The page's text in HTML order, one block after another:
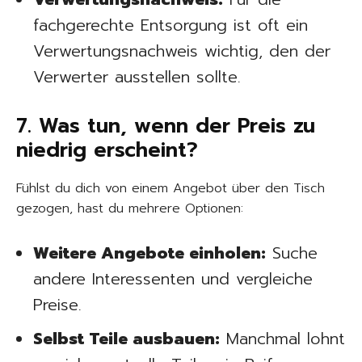
fachgerechte Entsorgung ist oft ein
Verwertungsnachweis wichtig, den der
Verwerter ausstellen sollte.
7. Was tun, wenn der Preis zu
niedrig erscheint?
Fühlst du dich von einem Angebot über den Tisch
gezogen, hast du mehrere Optionen:
Weitere Angebote einholen: Suche
andere Interessenten und vergleiche
Preise.
Selbst Teile ausbauen: Manchmal lohnt